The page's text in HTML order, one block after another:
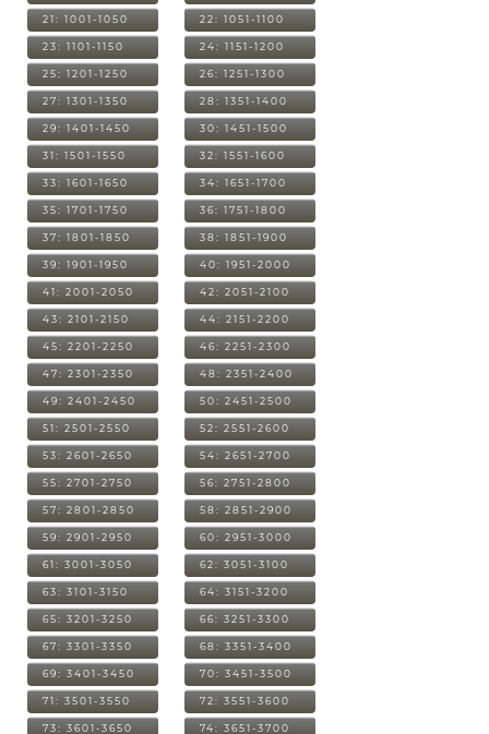
21: 1001-1050 22: 1051-1100
23: 1101-1150 24: 1151-1200
25: 1201-1250 26: 1251-1300
27: 1301-1350 28: 1351-1400
29: 1401-1450 30: 1451-1500
31: 1501-1550 32: 1551-1600
33: 1601-1650 34: 1651-1700
35: 1701-1750 36: 1751-1800
37: 1801-1850 38: 1851-1900
39: 1901-1950 40: 1951-2000
41: 2001-2050 42: 2051-2100
43: 2101-2150 44: 2151-2200
45: 2201-2250 46: 2251-2300
47: 2301-2350 48: 2351-2400
49: 2401-2450 50: 2451-2500
51: 2501-2550 52: 2551-2600
53: 2601-2650 54: 2651-2700
55: 2701-2750 56: 2751-2800
57: 2801-2850 58: 2851-2900
59: 2901-2950 60: 2951-3000
61: 3001-3050 62: 3051-3100
63: 3101-3150 64: 3151-3200
65: 3201-3250 66: 3251-3300
67: 3301-3350 68: 3351-3400
69: 3401-3450 70: 3451-3500
71: 3501-3550 72: 3551-3600
73: 3601-3650 74: 3651-3700